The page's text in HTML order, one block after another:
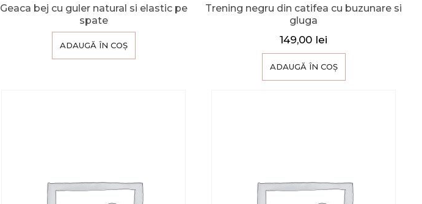
Geaca bej cu guler natural si elastic pe
spate
ADAUGĂ ÎN COȘ
Trening negru din catifea cu buzunare si
gluga
149,00 lei
ADAUGĂ ÎN COȘ